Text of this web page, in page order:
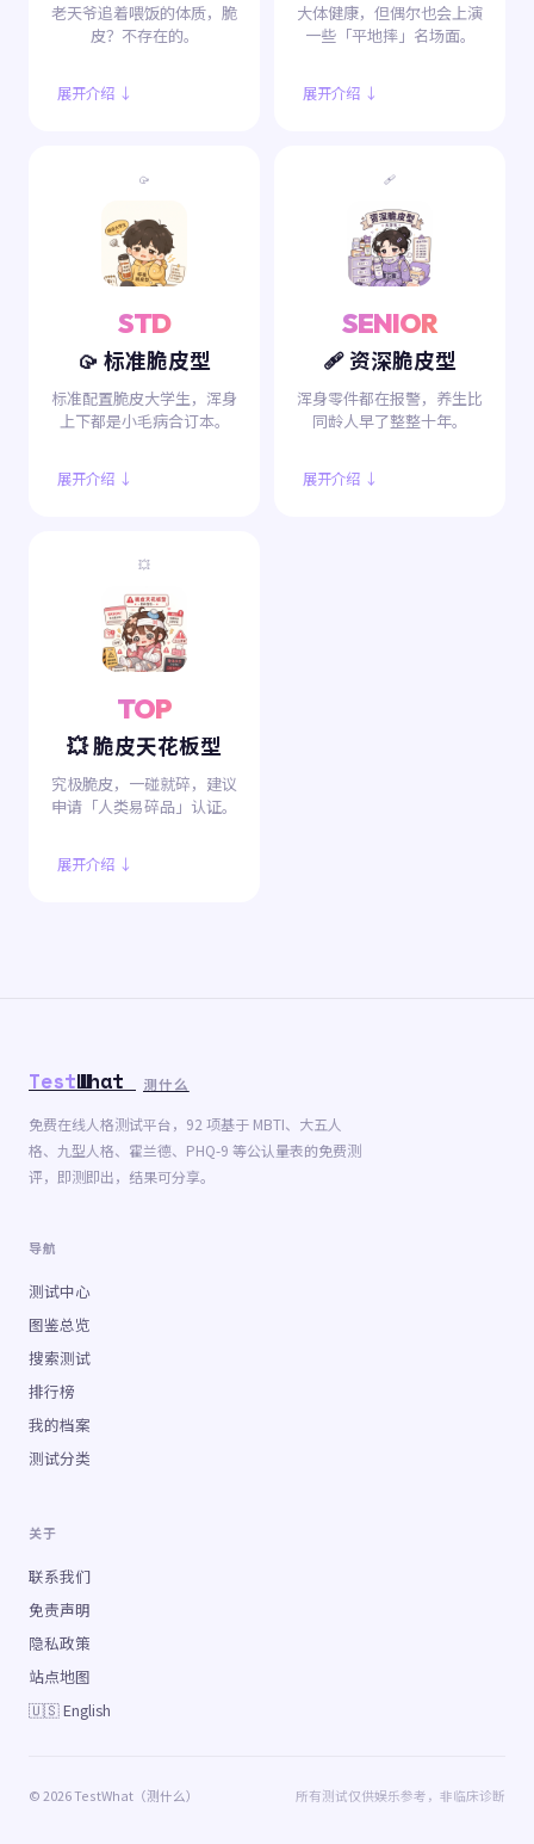
老天爷追着喂饭的体质，脆
皮？不存在的。
展开介绍 ↓
大体健康，但偶尔也会上演
一些「平地摔」名场面。
展开介绍 ↓
🥠
STD
🥠 标准脆皮型
标准配置脆皮大学生，浑身
上下都是小毛病合订本。
展开介绍 ↓
🩹
SENIOR
🩹 资深脆皮型
浑身零件都在报警，养生比
同龄人早了整整十年。
展开介绍 ↓
💥
TOP
💥 脆皮天花板型
究极脆皮，一碰就碎，建议
申请「人类易碎品」认证。
展开介绍 ↓
TestWhat 测什么
免费在线人格测试平台，92 项基于 MBTI、大五人
格、九型人格、霍兰德、PHQ-9 等公认量表的免费测
评，即测即出，结果可分享。
导航
测试中心
图鉴总览
搜索测试
排行榜
我的档案
测试分类
关于
联系我们
免责声明
隐私政策
站点地图
🇺🇸 English
© 2026 TestWhat（测什么） 所有测试仅供娱乐参考，非临床诊断